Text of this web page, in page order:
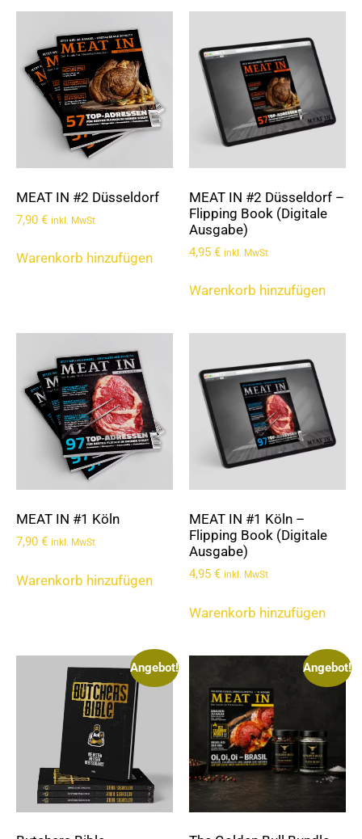
MEAT IN #2 Düsseldorf
7,90 € inkl. MwSt
Warenkorb hinzufügen
MEAT IN #2 Düsseldorf –
Flipping Book (Digitale
Ausgabe)
4,95 € inkl. MwSt
Warenkorb hinzufügen
MEAT IN #1 Köln
7,90 € inkl. MwSt
Warenkorb hinzufügen
MEAT IN #1 Köln –
Flipping Book (Digitale
Ausgabe)
4,95 € inkl. MwSt
Warenkorb hinzufügen
Angebot! Angebot!